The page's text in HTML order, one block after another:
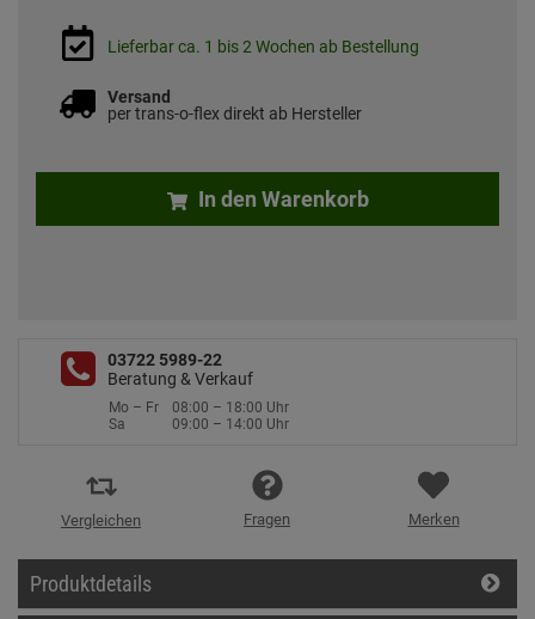
Lieferbar ca. 1 bis 2 Wochen ab Bestellung
Versand
per trans-o-flex direkt ab Hersteller
In den Warenkorb
03722 5989-22
Beratung & Verkauf
Mo – Fr
08:00 – 18:00 Uhr
Sa
09:00 – 14:00 Uhr
Vergleichen Fragen Merken
Produktdetails